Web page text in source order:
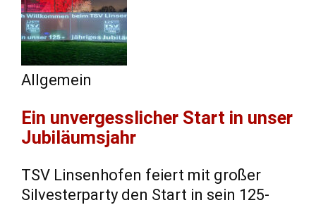
Allgemein
Ein unvergesslicher Start in unser
Jubiläumsjahr
TSV Linsenhofen feiert mit großer
Silvesterparty den Start in sein 125-